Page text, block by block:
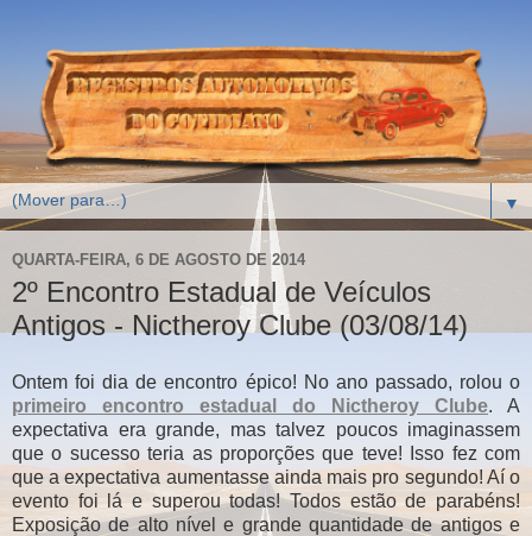
▼
QUARTA-FEIRA, 6 DE AGOSTO DE 2014
2º Encontro Estadual de Veículos
Antigos - Nictheroy Clube (03/08/14)
Ontem foi dia de encontro épico! No ano passado, rolou o
primeiro encontro estadual do Nictheroy Clube. A
expectativa era grande, mas talvez poucos imaginassem
que o sucesso teria as proporções que teve! Isso fez com
que a expectativa aumentasse ainda mais pro segundo! Aí o
evento foi lá e superou todas! Todos estão de parabéns!
Exposição de alto nível e grande quantidade de antigos e